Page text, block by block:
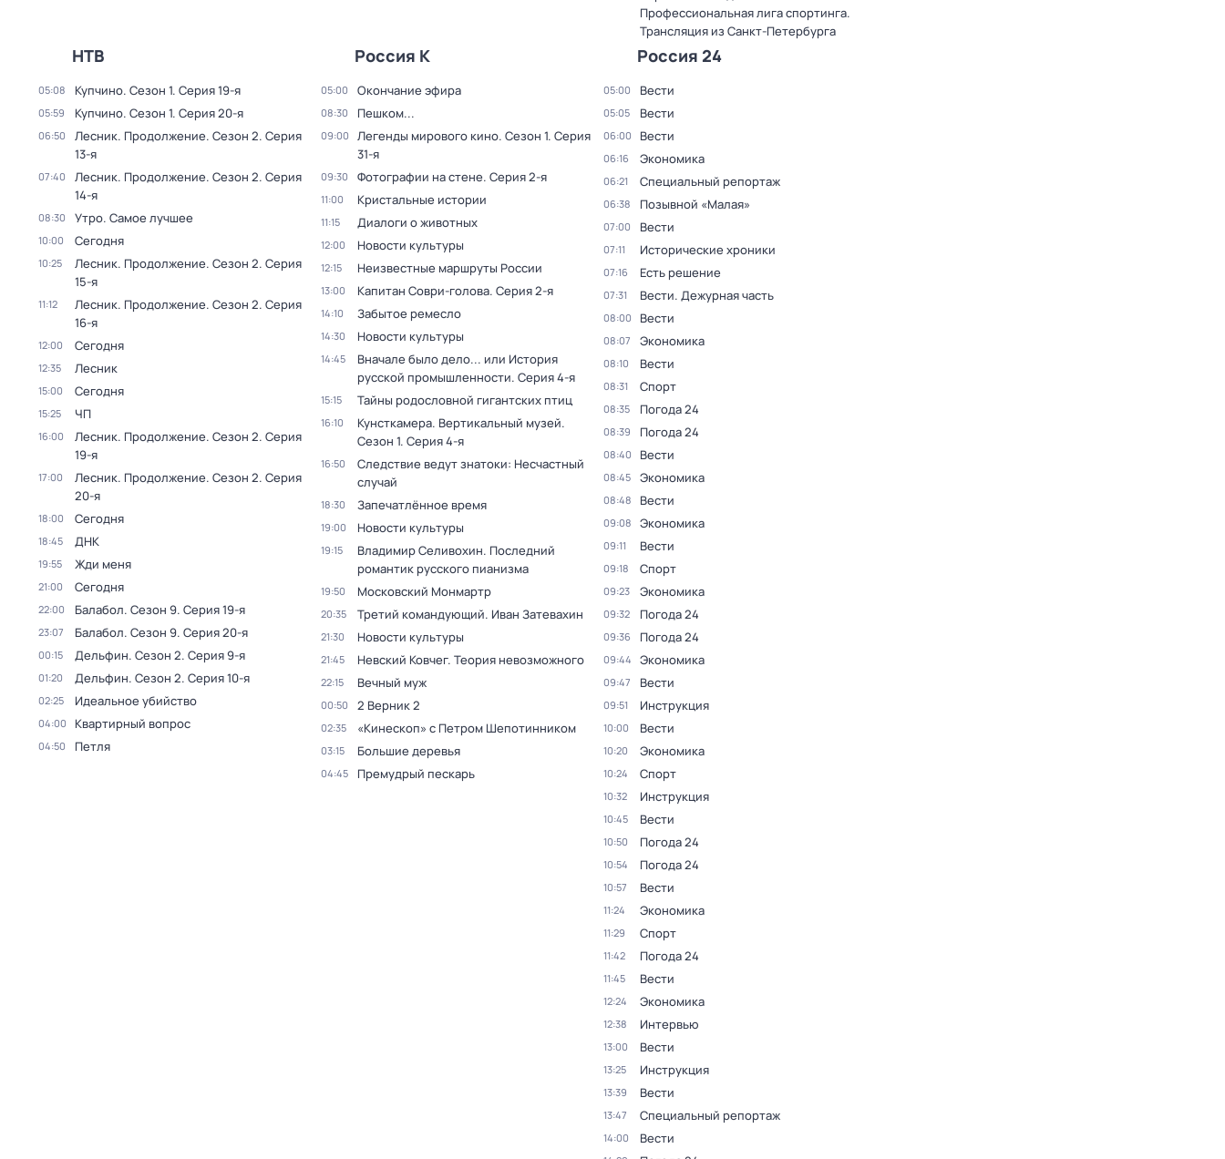
Профессиональная лига спортинга.
Трансляция из Санкт-Петербурга
НТВ
05:08 Купчино. Сезон 1. Серия 19-я
05:59 Купчино. Сезон 1. Серия 20-я
06:50 Лесник. Продолжение. Сезон 2. Серия
13-я
07:40 Лесник. Продолжение. Сезон 2. Серия
14-я
08:30 Утро. Самое лучшее
10:00 Сегодня
10:25 Лесник. Продолжение. Сезон 2. Серия
15-я
11:12 Лесник. Продолжение. Сезон 2. Серия
16-я
12:00 Сегодня
12:35 Лесник
15:00 Сегодня
15:25 ЧП
16:00 Лесник. Продолжение. Сезон 2. Серия
19-я
17:00 Лесник. Продолжение. Сезон 2. Серия
20-я
18:00 Сегодня
18:45 ДНК
19:55 Жди меня
21:00 Сегодня
22:00 Балабол. Сезон 9. Серия 19-я
23:07 Балабол. Сезон 9. Серия 20-я
00:15 Дельфин. Сезон 2. Серия 9-я
01:20 Дельфин. Сезон 2. Серия 10-я
02:25 Идеальное убийство
04:00 Квартирный вопрос
04:50 Петля
Россия К
05:00 Окончание эфира
08:30 Пешком...
09:00 Легенды мирового кино. Сезон 1. Серия
31-я
09:30 Фотографии на стене. Серия 2-я
11:00 Кристальные истории
11:15 Диалоги о животных
12:00 Новости культуры
12:15 Неизвестные маршруты России
13:00 Капитан Соври-голова. Серия 2-я
14:10 Забытое ремесло
14:30 Новости культуры
14:45
Вначале было дело... или История
русской промышленности. Серия 4-я
15:15 Тайны родословной гигантских птиц
16:10 Кунсткамера. Вертикальный музей.
Сезон 1. Серия 4-я
16:50
Следствие ведут знатоки: Несчастный
случай
18:30 Запечатлённое время
19:00 Новости культуры
19:15
Владимир Селивохин. Последний
романтик русского пианизма
19:50 Московский Монмартр
20:35 Третий командующий. Иван Затевахин
21:30 Новости культуры
21:45 Невский Ковчег. Теория невозможного
22:15 Вечный муж
00:50 2 Верник 2
02:35 «Кинескоп» с Петром Шепотинником
03:15 Большие деревья
04:45 Премудрый пескарь
Россия 24
05:00 Вести
05:05 Вести
06:00 Вести
06:16 Экономика
06:21 Специальный репортаж
06:38 Позывной «Малая»
07:00 Вести
07:11 Исторические хроники
07:16 Есть решение
07:31 Вести. Дежурная часть
08:00 Вести
08:07 Экономика
08:10 Вести
08:31 Спорт
08:35 Погода 24
08:39 Погода 24
08:40 Вести
08:45 Экономика
08:48 Вести
09:08 Экономика
09:11 Вести
09:18 Спорт
09:23 Экономика
09:32 Погода 24
09:36 Погода 24
09:44 Экономика
09:47 Вести
09:51 Инструкция
10:00 Вести
10:20 Экономика
10:24 Спорт
10:32 Инструкция
10:45 Вести
10:50 Погода 24
10:54 Погода 24
10:57 Вести
11:24 Экономика
11:29 Спорт
11:42 Погода 24
11:45 Вести
12:24 Экономика
12:38 Интервью
13:00 Вести
13:25 Инструкция
13:39 Вести
13:47 Специальный репортаж
14:00 Вести